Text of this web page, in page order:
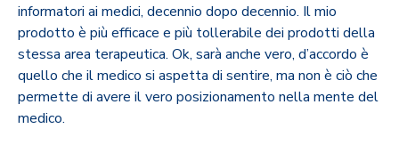
informatori ai medici, decennio dopo decennio. Il mio
prodotto è più efficace e più tollerabile dei prodotti della
stessa area terapeutica. Ok, sarà anche vero, d’accordo è
quello che il medico si aspetta di sentire, ma non è ciò che
permette di avere il vero posizionamento nella mente del
medico.